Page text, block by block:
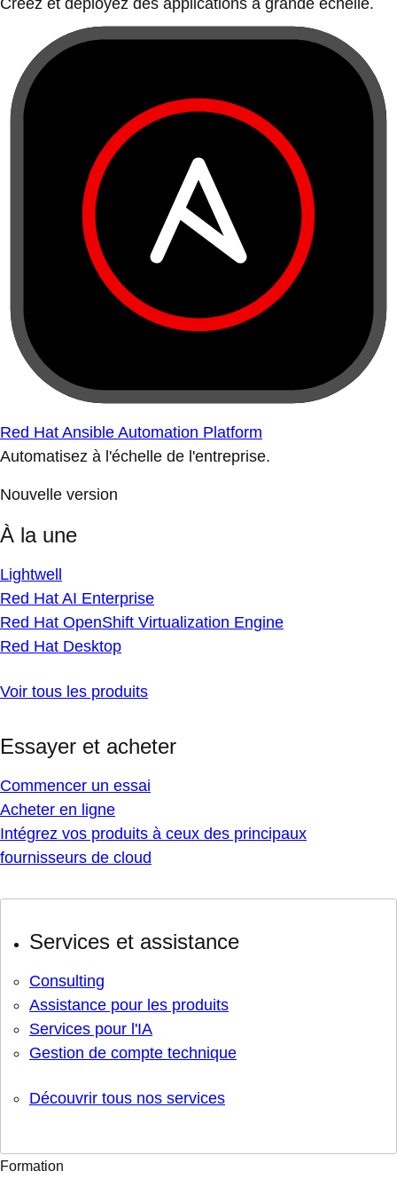
Créez et déployez des applications à grande échelle.
Red Hat Ansible Automation Platform
Automatisez à l'échelle de l'entreprise.
Nouvelle version
À la une
Lightwell
Red Hat AI Enterprise
Red Hat OpenShift Virtualization Engine
Red Hat Desktop
Voir tous les produits
Essayer et acheter
Commencer un essai
Acheter en ligne
Intégrez vos produits à ceux des principaux
fournisseurs de cloud
Services et assistance
Consulting
Assistance pour les produits
Services pour l'IA
Gestion de compte technique
Découvrir tous nos services
Formation